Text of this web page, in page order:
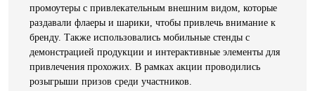
промоутеры с привлекательным внешним видом, которые
раздавали флаеры и шарики, чтобы привлечь внимание к
бренду. Также использовались мобильные стенды с
демонстрацией продукции и интерактивные элементы для
привлечения прохожих. В рамках акции проводились
розыгрыши призов среди участников.